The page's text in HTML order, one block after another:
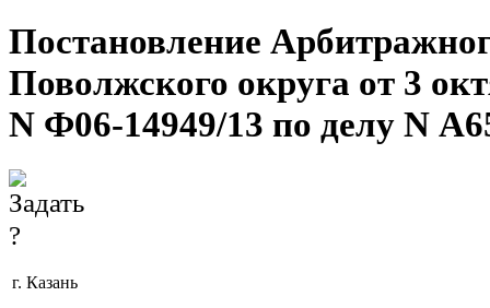
Постановление
Поволжского округа от 3
N Ф06-14949/13 по делу N
г. Казань